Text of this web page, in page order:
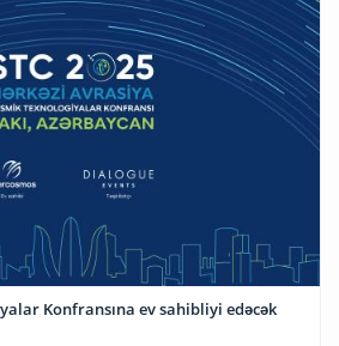
Konfransına ev sahibliyi edəcək